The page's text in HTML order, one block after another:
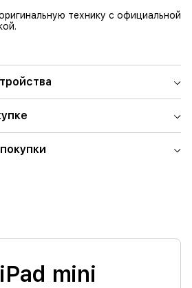
технику с официальной
iPad mini